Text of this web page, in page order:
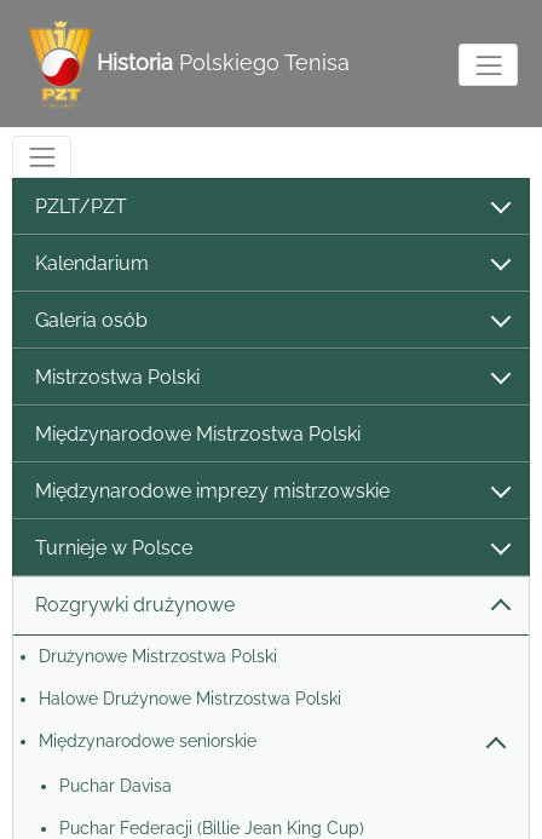
Historia Polskiego Tenisa
PZLT/PZT
Kalendarium
Galeria osób
Mistrzostwa Polski
Międzynarodowe Mistrzostwa Polski
Międzynarodowe imprezy mistrzowskie
Turnieje w Polsce
Rozgrywki drużynowe
Drużynowe Mistrzostwa Polski
Halowe Drużynowe Mistrzostwa Polski
Międzynarodowe seniorskie
Puchar Davisa
Puchar Federacji (Billie Jean King Cup)